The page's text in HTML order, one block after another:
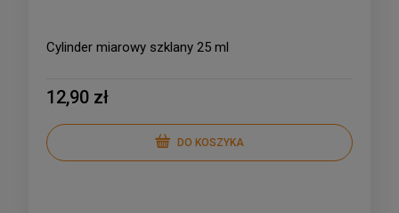
Cylinder miarowy szklany 25 ml
12,90 zł
DO KOSZYKA